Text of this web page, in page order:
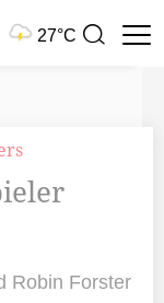
27°C
Suchbegriff
Robin Forster